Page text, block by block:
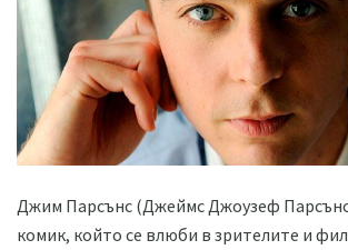
Джим Парсънс (Джеймс Джоузеф
комик, който се влюби в зрителите и